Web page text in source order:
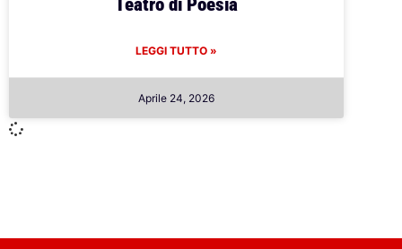
Teatro di Poesia
LEGGI TUTTO »
Aprile 24, 2026